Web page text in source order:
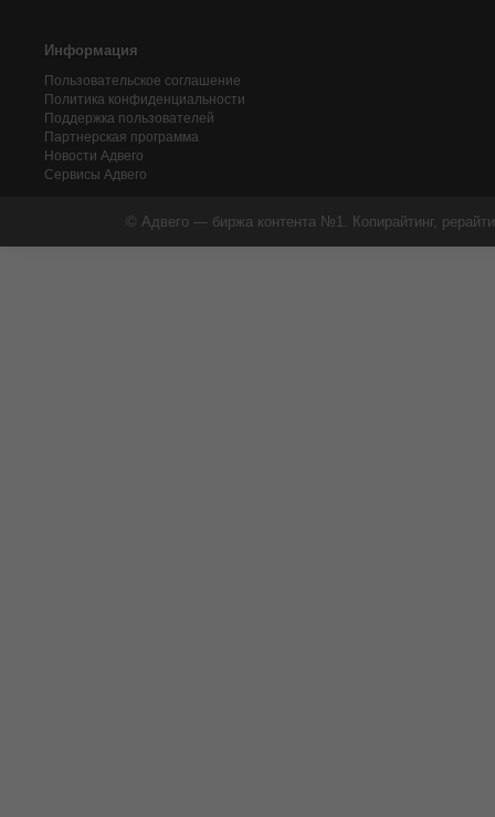
Информация
Пользовательское соглашение
Политика конфиденциальности
Поддержка пользователей
Партнерская программа
Новости Адвего
Сервисы Адвего
© Адвего — биржа контента №1. Копирайтинг,